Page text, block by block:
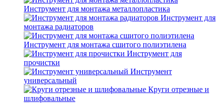
Инструмент для монтажа металлопластика
Инструмент для
монтажа радиаторов
Инструмент для монтажа сшитого полиэтилена
Инструмент для
прочистки
Инструмент
универсальный
Круги отрезные и
шлифовальные